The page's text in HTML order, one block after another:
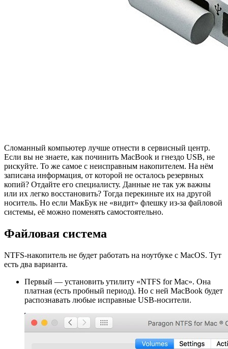
Сломанный компьютер лучше отнести в сервисный центр.
Если вы не знаете, как починить MacBook и гнездо USB, не
рискуйте. То же самое с неисправным накопителем. На нём
записана информация, от которой не осталось резервных
копий? Отдайте его специалисту. Данные не так уж важны
или их легко восстановить? Тогда перекиньте их на другой
носитель. Но если МакБук не «видит» флешку из-за файловой
системы, её можно поменять самостоятельно.
Файловая система
NTFS-накопитель не будет работать на ноутбуке с MacOS. Тут
есть два варианта.
Первый — установить утилиту «NTFS for Mac». Она
платная (есть пробный период). Но с ней MacBook будет
распознавать любые исправные USB-носители.